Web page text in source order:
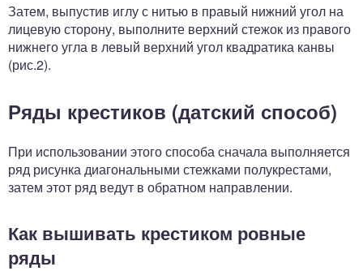
Затем, выпустив иглу с нитью в правый нижний угол на
лицевую сторону, выполните верхний стежок из правого
нижнего угла в левый верхний угол квадратика канвы
(рис.2).
Ряды крестиков (датский способ)
При использовании этого способа сначала выполняется
ряд рисунка диагональными стежками полукрестами,
затем этот ряд ведут в обратном направлении.
Как вышивать крестиком ровные
ряды